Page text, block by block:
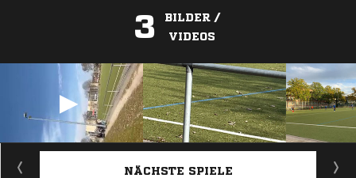
3
BILDER /
VIDEOS
ANZEIGE
NÄCHSTE SPIELE